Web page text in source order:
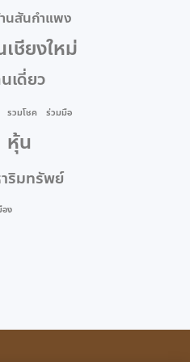
นสันกำแพง
เชียงใหม่
เดี่ยว
รวมโชค ร่วมมือ
หุ้น
ริมทรัพย์
อง